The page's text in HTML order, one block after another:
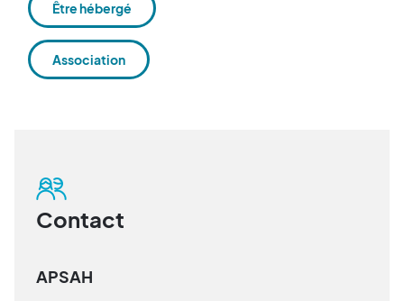
Être hébergé
Association
Contact
APSAH